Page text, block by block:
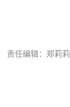
责任编辑：郑莉莉